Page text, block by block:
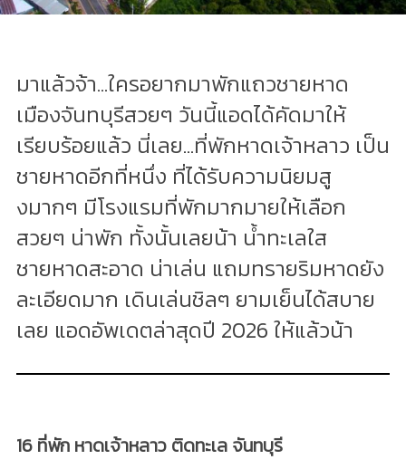
มาแล้วจ้า...ใครอยากมาพักแถวชายหาด
เมืองจันทบุรีสวยๆ วันนี้แอดได้คัดมาให้
เรียบร้อยแล้ว นี่เลย...ที่พักหาดเจ้าหลาว เป็น
ชายหาดอีกที่หนึ่ง ที่ได้รับความนิยมสู
งมากๆ มีโรงแรมที่พักมากมายให้เลือก
สวยๆ น่าพัก ทั้งนั้นเลยน้า น้ำทะเลใส
ชายหาดสะอาด น่าเล่น แถมทรายริมหาดยัง
ละเอียดมาก เดินเล่นชิลๆ ยามเย็นได้สบาย
เลย แอดอัพเดตล่าสุดปี 2026 ให้แล้วน้า
16 ที่พัก หาดเจ้าหลาว ติดทะเล จันทบุรี